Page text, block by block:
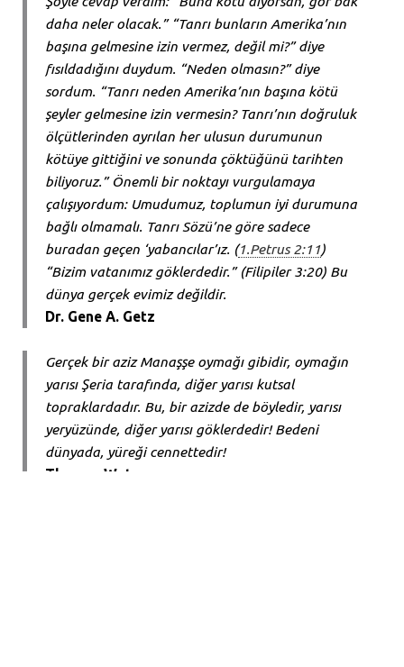
daha neler olacak.” “Tanrı bunların Amerika’nın
başına gelmesine izin vermez, değil mi?” diye
fısıldadığını duydum. “Neden olmasın?” diye
sordum. “Tanrı neden Amerika’nın başına kötü
şeyler gelmesine izin vermesin? Tanrı’nın doğruluk
ölçütlerinden ayrılan her ulusun durumunun
kötüye gittiğini ve sonunda çöktüğünü tarihten
biliyoruz.” Önemli bir noktayı vurgulamaya
çalışıyordum: Umudumuz, toplumun iyi durumuna
bağlı olmamalı. Tanrı Sözü’ne göre sadece
buradan geçen ‘yabancılar’ız. (1.Petrus 2:11)
“Bizim vatanımız göklerdedir.” (Filipiler 3:20) Bu
dünya gerçek evimiz değildir.
Dr. Gene A. Getz
Gerçek bir aziz Manaşşe oymağı gibidir, oymağın
yarısı Şeria tarafında, diğer yarısı kutsal
topraklardadır. Bu, bir azizde de böyledir, yarısı
yeryüzünde, diğer yarısı göklerdedir! Bedeni
dünyada, yüreği cennettedir!
Thomas Watson